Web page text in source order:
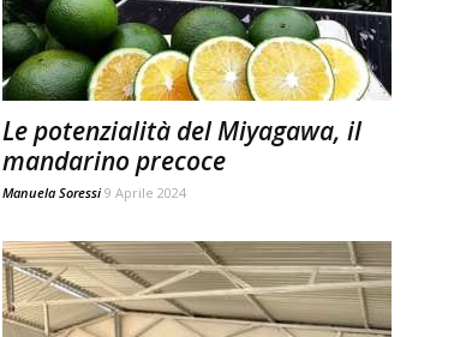
Le potenzialità del Miyagawa, il
mandarino precoce
Manuela Soressi 9 Aprile 2024